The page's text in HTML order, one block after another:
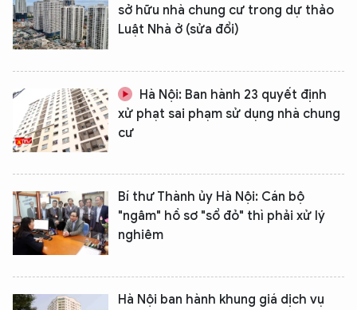
sở hữu nhà chung cư trong dự thảo
Luật Nhà ở (sửa đổi)
Hà Nội: Ban hành 23 quyết định
xử phạt sai phạm sử dụng nhà chung
cư
Bí thư Thành ủy Hà Nội: Cán bộ
"ngâm" hồ sơ "sổ đỏ" thì phải xử lý
nghiêm
Hà Nội ban hành khung giá dịch vụ